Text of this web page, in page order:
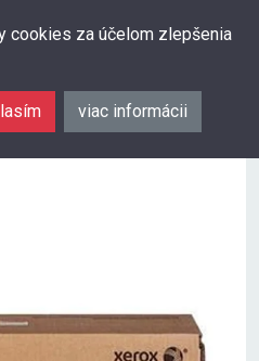
cookies za účelom zlepšenia
viac informácii